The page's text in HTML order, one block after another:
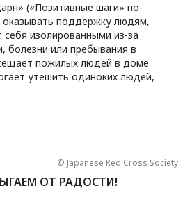
(«Позитивные шаги» по-
оказывать поддержку людям,
изолированными из-за
болезни или пребывания в
пожилых людей в доме
утешить одиноких людей,
© Japanese Red Cross Society
ОТ РАДОСТИ!